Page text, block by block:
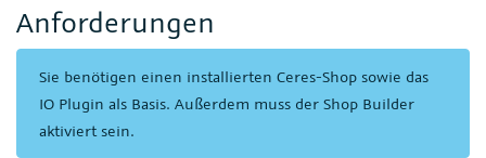
Anforderungen
Sie benötigen einen installierten Ceres-Shop sowie das
IO Plugin als Basis. Außerdem muss der Shop Builder
aktiviert sein.